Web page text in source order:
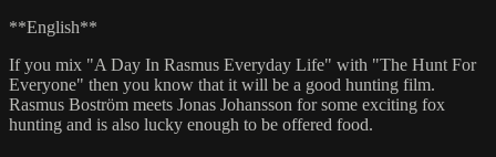
**English**
If you mix "A Day In Rasmus Everyday Life" with "The Hunt For
Everyone" then you know that it will be a good hunting film.
Rasmus Boström meets Jonas Johansson for some exciting fox
hunting and is also lucky enough to be offered food.